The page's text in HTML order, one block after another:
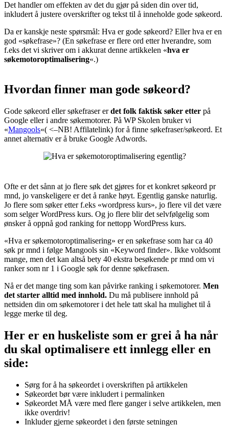
Det handler om effekten av det du gjør på siden din over tid,
inkludert å justere overskrifter og tekst til å inneholde gode søkeord.
Da er kanskje neste spørsmål: Hva er gode søkeord? Eller hva er en
god «søkefrase»? (En søkefrase er flere ord etter hverandre, som
f.eks det vi skriver om i akkurat denne artikkelen «hva er
søkemotoroptimalisering«.)
Hvordan finner man gode søkeord?
Gode søkeord eller søkefraser erdet folk faktisk søker etter på
Google eller i andre søkemotorer. På WP Skolen bruker vi
«Mangools«( <–NB! Affilatelink) for å finne søkefraser/søkeord. Et
annet alternativ er å bruke Google Adwords.
Ofte er det sånn at jo flere søk det gjøres for et konkret søkeord pr
mnd, jo vanskeligere er det å ranke høyt. Egentlig ganske naturlig.
Jo flere som søker etter f.eks «wordpress kurs», jo flere vil det være
som selger WordPress kurs. Og jo flere blir det selvfølgelig som
ønsker å oppnå god ranking for nettopp WordPress kurs.
«Hva er søkemotoroptimalisering» er en søkefrase som har ca 40
søk pr mnd i følge Mangools sin «Keyword finder». Ikke voldsomt
mange, men det kan altså bety 40 ekstra besøkende pr mnd om vi
ranker som nr 1 i Google søk for denne søkefrasen.
Nå er det mange ting som kan påvirke ranking i søkemotorer. Men
det starter alltid med innhold. Du må publisere innhold på
nettsiden din om søkemotorer i det hele tatt skal ha mulighet til å
legge merke til deg.
Her er en huskeliste som er grei å ha når
du skal optimalisere ett innlegg eller en
side:
Sørg for å ha søkeordet i overskriften på artikkelen
Søkeordet bør være inkludert i permalinken
Søkeordet MÅ være med flere ganger i selve artikkelen, men
ikke overdriv!
Inkluder gjerne søkeordet i den første setningen